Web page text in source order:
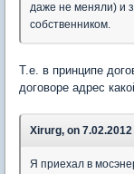
даже не меняли) и
собственником.
Т.е. в принципе
договоре адрес
Xirurg, on
Я приехал в